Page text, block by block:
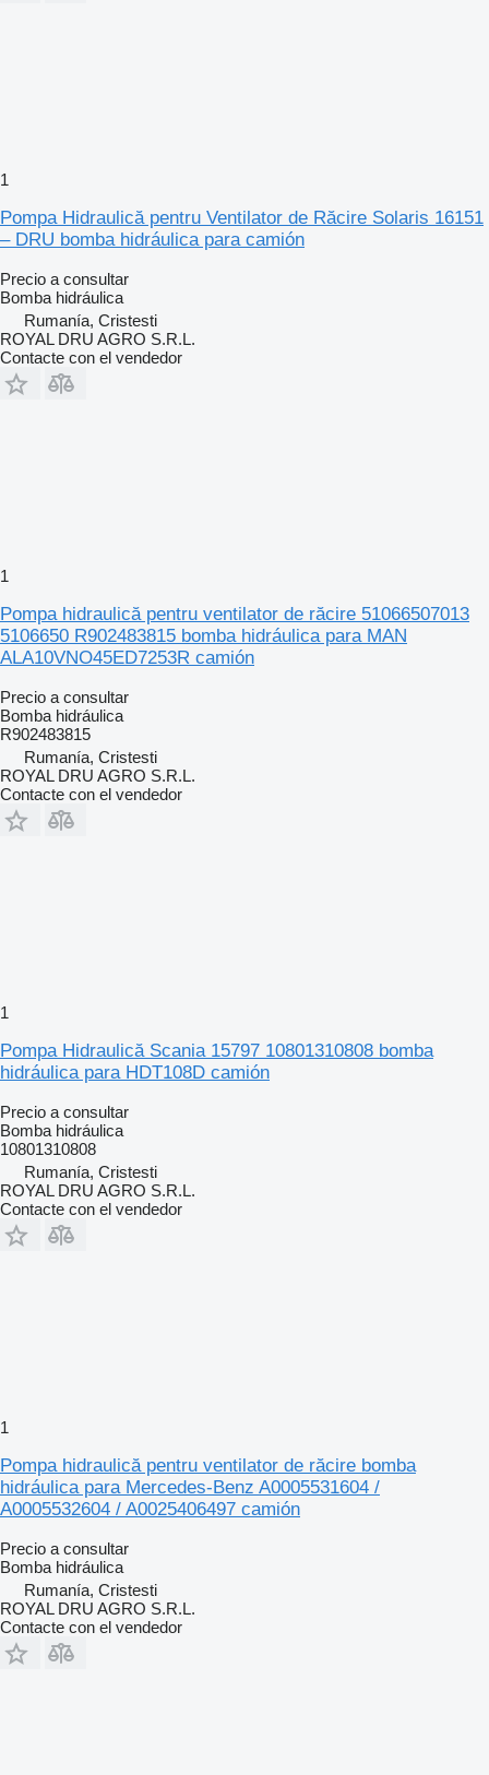
1
Pompa Hidraulică pentru Ventilator de Răcire Solaris 16151
– DRU bomba hidráulica para camión
Precio a consultar
Bomba hidráulica
Rumanía, Cristesti
ROYAL DRU AGRO S.R.L.
Contacte con el vendedor
1
Pompa hidraulică pentru ventilator de răcire 51066507013
5106650 R902483815 bomba hidráulica para MAN
ALA10VNO45ED7253R camión
Precio a consultar
Bomba hidráulica
R902483815
Rumanía, Cristesti
ROYAL DRU AGRO S.R.L.
Contacte con el vendedor
1
Pompa Hidraulică Scania 15797 10801310808 bomba
hidráulica para HDT108D camión
Precio a consultar
Bomba hidráulica
10801310808
Rumanía, Cristesti
ROYAL DRU AGRO S.R.L.
Contacte con el vendedor
1
Pompa hidraulică pentru ventilator de răcire bomba
hidráulica para Mercedes-Benz A0005531604 /
A0005532604 / A0025406497 camión
Precio a consultar
Bomba hidráulica
Rumanía, Cristesti
ROYAL DRU AGRO S.R.L.
Contacte con el vendedor